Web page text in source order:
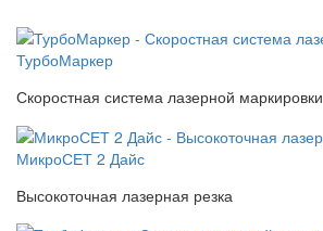
ТурбоМаркер
Скоростная система лазерной маркировки
МикроСЕТ 2 Дайс
Высокоточная лазерная резка